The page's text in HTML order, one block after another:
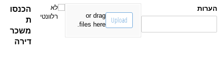
הערות
Upload
or drag
files here.
Untitled
לא
רלוונטי
הכנסו
ת
משכר
דירה